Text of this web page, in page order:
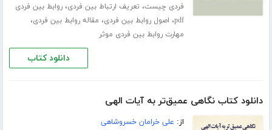
فردی چیست، تعریف ارتباط بین فردی،روابط بین فردی
pdf، اصول روابط بین فردی، مقاله روابط بین فردی،
مهارت روابط بین فردی موثر
دانلود کتاب
دانلود کتاب نگاهی عمیق‌تر به آیات الهی
از: علی خرامان خسروشاهی